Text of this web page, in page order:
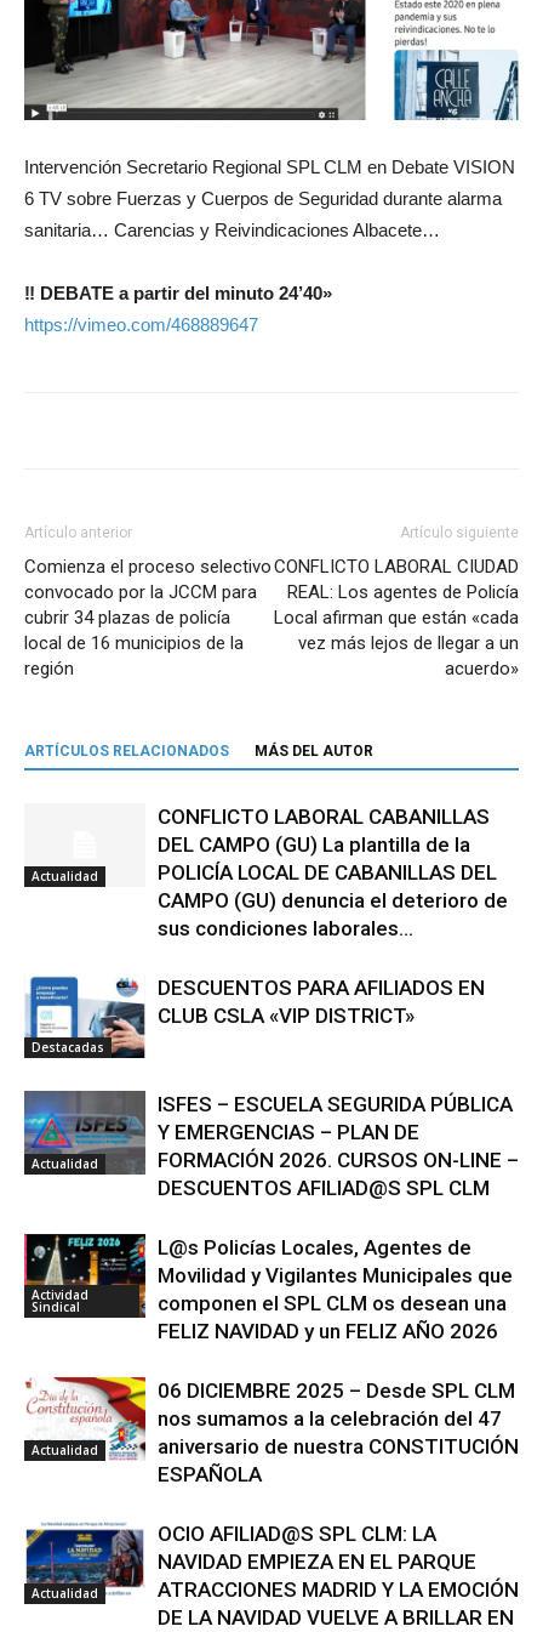
Intervención Secretario Regional SPL CLM en Debate VISION
6 TV sobre Fuerzas y Cuerpos de Seguridad durante alarma
sanitaria… Carencias y Reivindicaciones Albacete…
‼️ DEBATE a partir del minuto 24’40»
https://vimeo.com/468889647
Artículo anterior
Comienza el proceso selectivo
convocado por la JCCM para
cubrir 34 plazas de policía
local de 16 municipios de la
región
Artículo siguiente
CONFLICTO LABORAL CIUDAD
REAL: Los agentes de Policía
Local afirman que están «cada
vez más lejos de llegar a un
acuerdo»
ARTÍCULOS RELACIONADOS MÁS DEL AUTOR
Actualidad
CONFLICTO LABORAL CABANILLAS
DEL CAMPO (GU) La plantilla de la
POLICÍA LOCAL DE CABANILLAS DEL
CAMPO (GU) denuncia el deterioro de
sus condiciones laborales...
Destacadas
DESCUENTOS PARA AFILIADOS EN
CLUB CSLA «VIP DISTRICT»
Actualidad
ISFES – ESCUELA SEGURIDA PÚBLICA
Y EMERGENCIAS – PLAN DE
FORMACIÓN 2026. CURSOS ON-LINE –
DESCUENTOS AFILIAD@S SPL CLM
Actividad
Sindical
L@s Policías Locales, Agentes de
Movilidad y Vigilantes Municipales que
componen el SPL CLM os desean una
FELIZ NAVIDAD y un FELIZ AÑO 2026
Actualidad
06 DICIEMBRE 2025 – Desde SPL CLM
nos sumamos a la celebración del 47
aniversario de nuestra CONSTITUCIÓN
ESPAÑOLA
Actualidad
OCIO AFILIAD@S SPL CLM: LA
NAVIDAD EMPIEZA EN EL PARQUE
ATRACCIONES MADRID Y LA EMOCIÓN
DE LA NAVIDAD VUELVE A BRILLAR EN